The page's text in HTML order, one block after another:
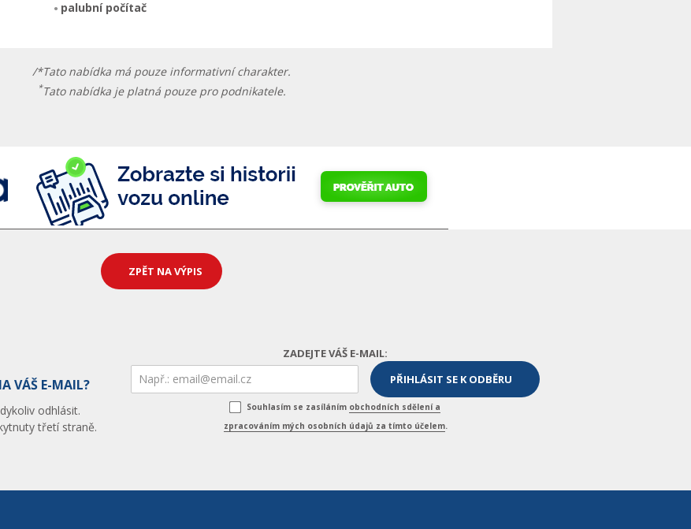
palubní počítač
/*Tato nabídka má pouze informativní charakter.
*Tato nabídka je platná pouze pro podnikatele.
ZPĚT NA VÝPIS
VÁŠ E-MAIL?
odhlásit.
třetí straně.
ZADEJTE VÁŠ E-MAIL:
Souhlasím se zasíláním obchodních sdělení a
zpracováním mých osobních údajů za tímto účelem.